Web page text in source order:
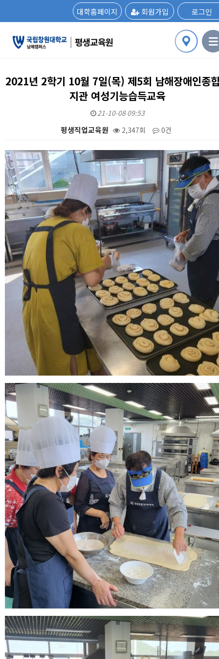
대학홈페이지 회원가입 로그인
2021년 2학기 10월 7일(목) 제5회 남해장애인종
지관 여성기능습득교육
21-10-08 09:53
평생직업교육원 2,347회 0건
본문